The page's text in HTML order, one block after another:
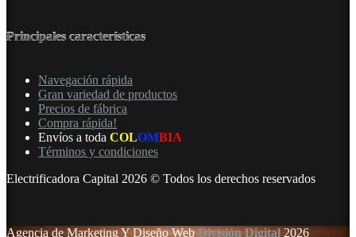
Principales características
Navegación rápida
Gran variedad de productos
Precios de fábrica
Compra rápida!
Envíos a toda COLOMBIA
Términos y condiciones
Electrificadora Capital 2026 © Todos los derechos reservados
Agencia de Marketing Y Diseño WebDivisión Digital2026